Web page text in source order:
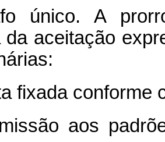
único. A
da aceitação
fixada conforme
aos